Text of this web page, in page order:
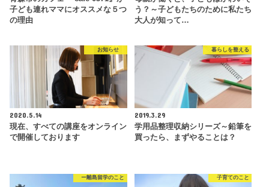
子ども連れママにオススメな５つ
の理由
う？～子どもたちのために私たち
大人が知って…
お知らせ
2020.5.14
現在、すべての講座をオンライン
で開催しております
暮らしを整える
2019.3.29
学用品整理収納シリーズ～鉛筆を
買ったら、まずやることは？
ー離島留学のこと 子育てのこと